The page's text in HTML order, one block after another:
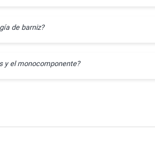
de barniz?
y el monocomponente?